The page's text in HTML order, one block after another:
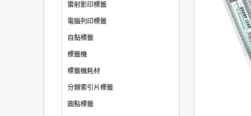
雷射影印標籤
電腦列印標籤
自黏標籤
標籤機
標籤機耗材
分類索引片標籤
圓點標籤